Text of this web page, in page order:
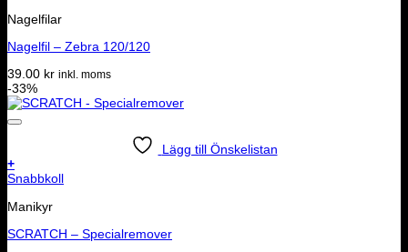
Nagelfilar
Nagelfil – Zebra 120/120
39.00 kr inkl. moms
-33%
Lägg till Önskelistan
+
Snabbkoll
Manikyr
SCRATCH – Specialremover